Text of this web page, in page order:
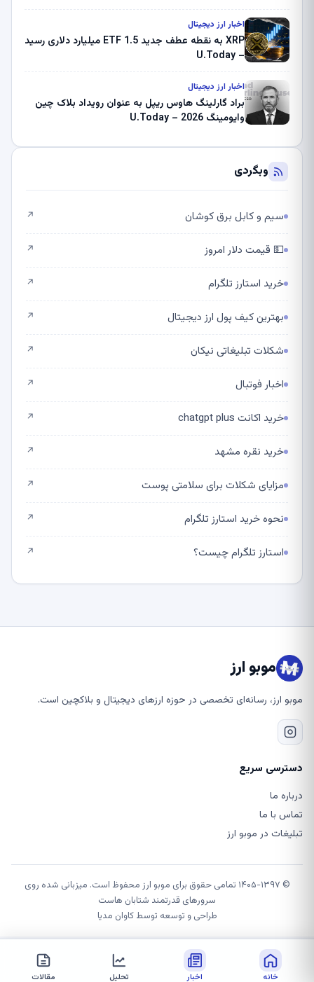
اخبار ارز دیجیتال
XRP به نقطه عطف جدید ETF 1.5 میلیارد دلاری رسید
– U.Today
اخبار ارز دیجیتال
براد گارلینگ هاوس ریپل به عنوان رویداد بلاک چین
وایومینگ 2026 – U.Today
وبگردی
سیم و کابل برق کوشان ↗
💵 قیمت دلار امروز ↗
خرید استارز تلگرام ↗
بهترین کیف پول ارز دیجیتال ↗
شکلات تبلیغاتی نیکان ↗
اخبار فوتبال ↗
خرید اکانت chatgpt plus ↗
خرید نقره مشهد ↗
مزایای شکلات برای سلامتی پوست ↗
نحوه خرید استارز تلگرام ↗
استارز تلگرام چیست؟ ↗
موبو ارز
موبو ارز، رسانه‌ای تخصصی در حوزه ارزهای دیجیتال و بلاکچین است.
دسترسی سریع
درباره ما
تماس با ما
تبلیغات در موبو ارز
© ۱۴۰۵-۱۳۹۷ تمامی حقوق برای موبو ارز محفوظ است. میزبانی شده روی
سرورهای قدرتمند شتابان هاست
طراحی و توسعه توسطکاوان مدیا
خانه اخبار تحلیل مقالات